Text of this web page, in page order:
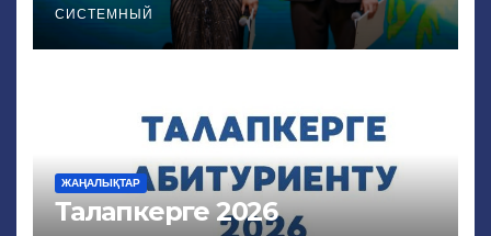
СИСТЕМНЫЙ
ЖАҢАЛЫҚТАР
Талапкерге 2026